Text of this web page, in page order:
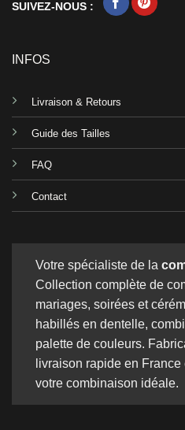
SUIVEZ-NOUS :
INFOS
Livraison & Retours
Guide des Tailles
FAQ
Contact
Votre spécialiste de la
Collection complète de
mariages, soirées et
habillés en dentelle,
palette de couleurs.
livraison rapide en
votre combinaison idéale.